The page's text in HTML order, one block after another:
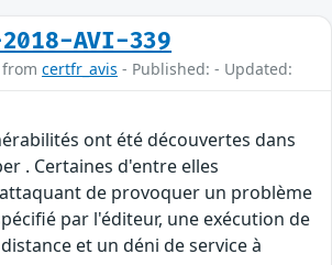
2018-AVI-339
certfr_avis - Published: - Updated:
ont été découvertes dans
. Certaines d'entre elles
de provoquer un problème
par l'éditeur, une exécution de
et un déni de service à